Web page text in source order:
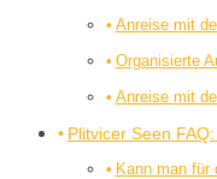
Anreise mit
Organisierte
Anreise mit
Plitvicer Seen
Kann man für